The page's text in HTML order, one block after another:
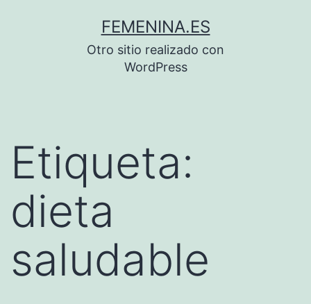
FEMENINA.ES
Otro sitio realizado con
WordPress
Etiqueta:
dieta
saludable